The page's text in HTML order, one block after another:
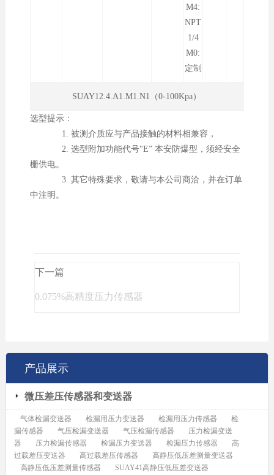
M4:
NPT
1/4
M0:
定制
SUAY12.4.A1.M1.N1（0-100Kpa）
选型提示：
1. 被测介质应与产品接触的材料相兼容，
2. 选型附加功能代号"E” 本安防爆型，须经安全
栅供电。
3. 其它特殊要求，敬请与本公司商洽，并在订单
中注明。
下一篇
0.075%高精度压力传感器
产品展示
微压差压传感器和变送器
气体检漏变送器 检漏用压力变送器 检漏用压力传感器
检
漏传感器
气压检漏变送器 气压检漏传感器
压力检漏变送
器
压力检漏传感器 检漏压力变送器 检漏压力传感器
高
过载差压变送器
高过载差压传感器
高静压低压差测量变送器
高静压低压差测量传感器
SUAY41高静压低压差变送器